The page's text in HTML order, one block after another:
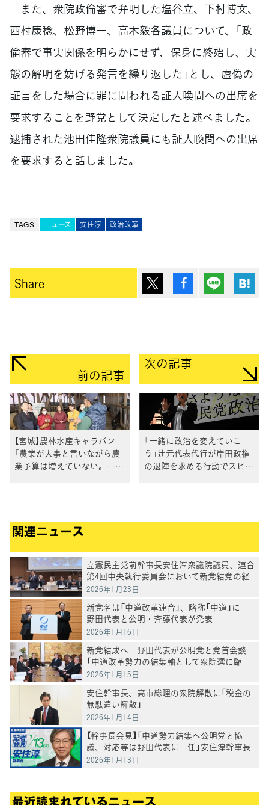
また、衆院政倫審で弁明した塩谷立、下村博文、
西村康稔、松野博一、高木毅各議員について、「政
倫審で事実関係を明らかにせず、保身に終始し、実
態の解明を妨げる発言を繰り返した」とし、虚偽の
証言をした場合に罪に問われる証人喚問への出席を
要求することを野党として決定したと述べました。
逮捕された池田佳隆衆院議員にも証人喚問への出席
を要求すると話しました。
TAGS ニュース 安住淳 政治改革
Share ポスト シェア Lineで送
前の記事
【宮城】農林水産キャラバン
「農業が大事と言いながら農
業予算は増えていない。一緒
次の記事
「一緒に政治を変えていこ
う」辻元代表代行が岸田政権
の退陣を求める行動でスピー
関連ニュース
立憲民主党前幹事長安住淳衆議院議員、連合
第4回中央執行委員会において新党結党の経
過説明と新党への連合の理解に謝辞
2026年1月23日
新党名は「中道改革連合」、略称「中道」に
野田代表と公明・斉藤代表が発表
2026年1月16日
新党結成へ 野田代表が公明党と党首会談
「中道改革勢力の結集軸として衆院選に臨
む」
2026年1月15日
安住幹事長、高市総理の衆院解散に「税金の
無駄遣い解散」
2026年1月14日
【幹事長会見】「中道勢力結集へ公明党と協
議、対応等は野田代表に一任」安住淳幹事長
2026年1月13日
最近読まれているニュース